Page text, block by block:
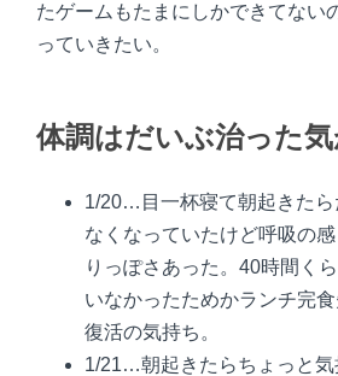
たゲームもたまにしかできてない
っていきたい。
体調はだいぶ治った
1/20…目一杯寝て朝起きたら
なくなっていたけど呼吸の
りっぽさあった。40時間く
いなかったためかランチ完
復活の気持ち。
1/21…朝起きたらちょっと気